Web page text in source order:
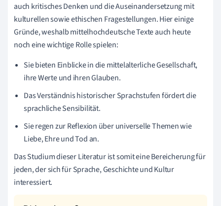
auch kritisches Denken und die Auseinandersetzung mit
kulturellen sowie ethischen Fragestellungen. Hier einige
Gründe, weshalb mittelhochdeutsche Texte auch heute
noch eine wichtige Rolle spielen:
Sie bieten Einblicke in die mittelalterliche Gesellschaft,
ihre Werte und ihren Glauben.
Das Verständnis historischer Sprachstufen fördert die
sprachliche Sensibilität.
Sie regen zur Reflexion über universelle Themen wie
Liebe, Ehre und Tod an.
Das Studium dieser Literatur ist somit eine Bereicherung für
jeden, der sich für Sprache, Geschichte und Kultur
interessiert.